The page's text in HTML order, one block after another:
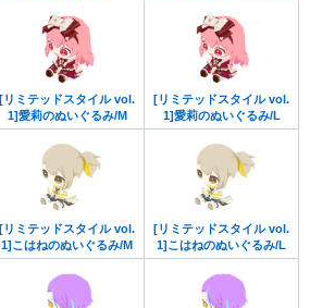
[リミテッドスタイル vol.
1]愛莉のぬいぐるみ/M
[リミテッドスタイル vol.
1]愛莉のぬいぐるみ/L
[リミテッドスタイル vol.
1]こはねのぬいぐるみ/M
[リミテッドスタイル vol.
1]こはねのぬいぐるみ/L